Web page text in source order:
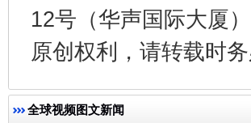
12号（华声国际大厦
原创权利，请转载时
全球视频图文新闻